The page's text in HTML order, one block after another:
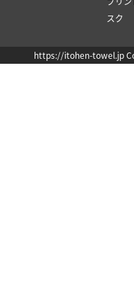
スク
https://itohen-towel.jp